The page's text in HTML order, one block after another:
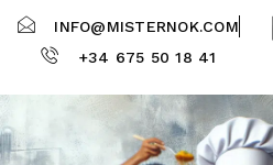
INFO@MISTERNOK.COM
+34 675 50 18 41